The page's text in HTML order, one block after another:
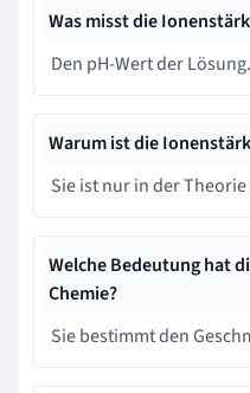
Was misst die
Den pH-Wert der Lösung.
Warum ist die
Sie ist nur in der
Welche Bedeutung hat
Chemie?
Sie bestimmt den